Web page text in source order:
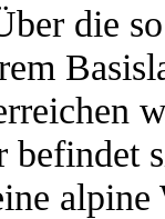
die
befindet